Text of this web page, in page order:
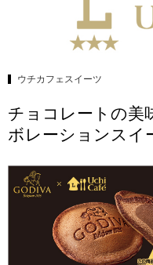
ウチカフェスイーツ
チョコレートの美
ボレーションスイ